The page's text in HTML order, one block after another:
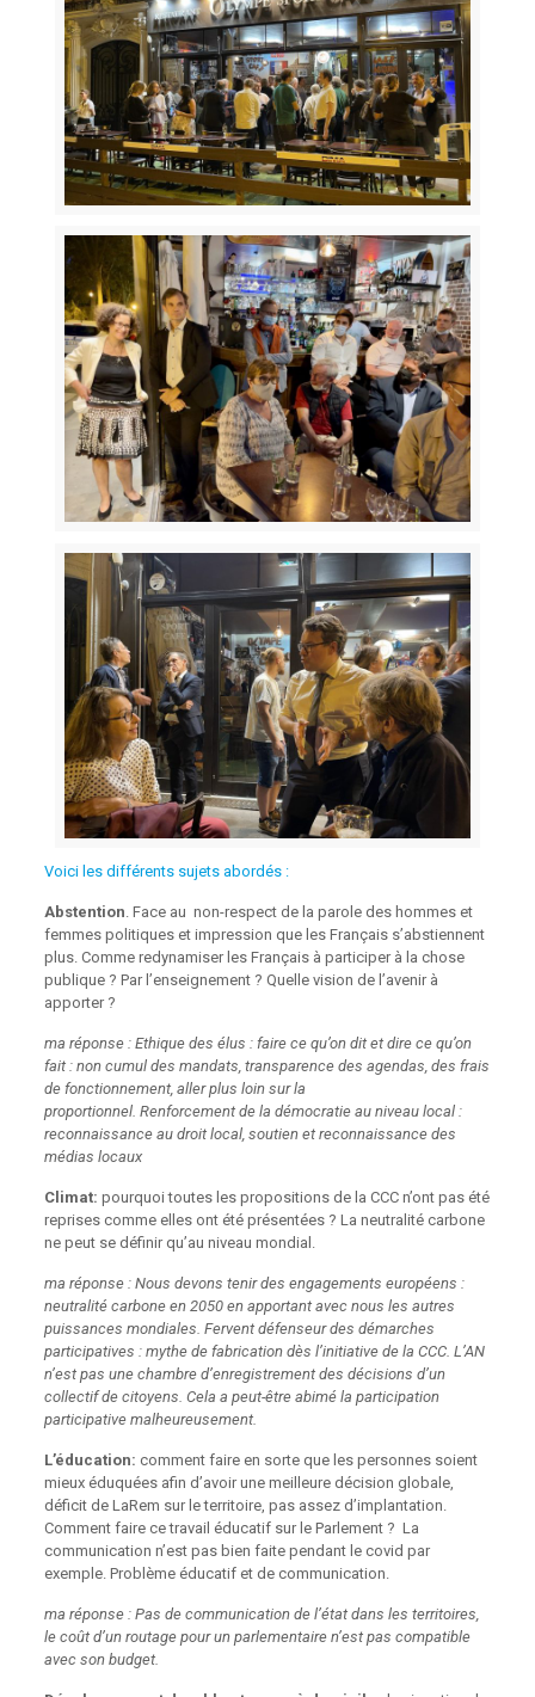
Voici les différents sujets abordés :
Abstention . Face au non-respect de la parole des hommes et
femmes politiques et impression que les Français s’abstiennent
plus. Comme redynamiser les Français à participer à la chose
publique ? Par l’enseignement ? Quelle vision de l’avenir à
apporter ?
ma réponse : Ethique des élus : faire ce qu’on dit et dire ce qu’on
fait : non cumul des mandats, transparence des agendas, des frais
de fonctionnement, aller plus loin sur la
proportionnel. Renforcement de la démocratie au niveau local :
reconnaissance au droit local, soutien et reconnaissance des
médias locaux
Climat: pourquoi toutes les propositions de la CCC n’ont pas été
reprises comme elles ont été présentées ? La neutralité carbone
ne peut se définir qu’au niveau mondial.
ma réponse : Nous devons tenir des engagements européens :
neutralité carbone en 2050 en apportant avec nous les autres
puissances mondiales. Fervent défenseur des démarches
participatives : mythe de fabrication dès l’initiative de la CCC. L’AN
n’est pas une chambre d’enregistrement des décisions d’un
collectif de citoyens. Cela a peut-être abimé la participation
participative malheureusement.
L’éducation: comment faire en sorte que les personnes soient
mieux éduquées afin d’avoir une meilleure décision globale,
déficit de LaRem sur le territoire, pas assez d’implantation.
Comment faire ce travail éducatif sur le Parlement ? La
communication n’est pas bien faite pendant le covid par
exemple. Problème éducatif et de communication.
ma réponse : Pas de communication de l’état dans les territoires,
le coût d’un routage pour un parlementaire n’est pas compatible
avec son budget.